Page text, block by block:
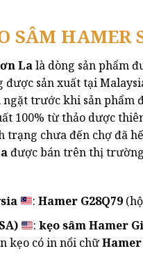
thể.
tùy
có
thể
sản
SÂM HAMER
Lalà dòng sản phẩm
được sản xuất tại
trước khi sản phẩm
100% từ thảo dược
trạng chưa đến chợ đã
được bán trên thị trường
: Hamer G28Q79
: kẹo sâmHamer
kẹo có in nổi chữHamer